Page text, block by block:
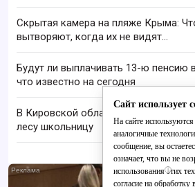
Скрытая камера на пляже Крыма:
вытворяют, когда их не видят...
Будут ли выплачивать 13-ю пенсию
что известно на сегодня
В Кировской области нашли
лесу школьницу
i
Сайт использует
На сайте
аналогичные
сообщение, вы
означает, что вы не
использования этих
согласие на